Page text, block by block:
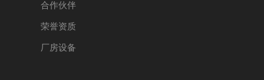
合作伙伴
荣誉资质
厂房设备